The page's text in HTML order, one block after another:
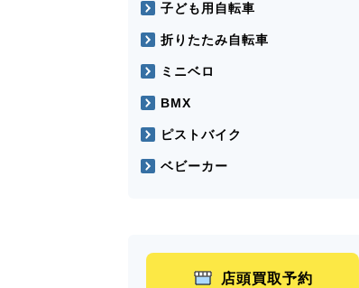
子ども用自転車
折りたたみ自転車
ミニベロ
BMX
ピストバイク
ベビーカー
店頭買取予約